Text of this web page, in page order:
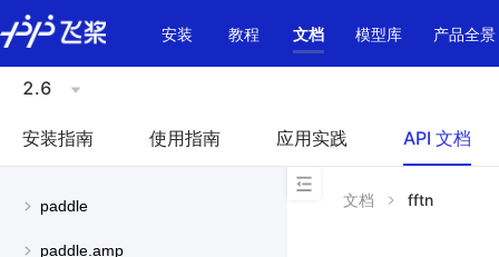
\u200E
安装
教程 文档 模型库 产品全景
2.6
安装指南 使用指南 应用实践 API 文档
paddle
paddle.amp
文档 fftn